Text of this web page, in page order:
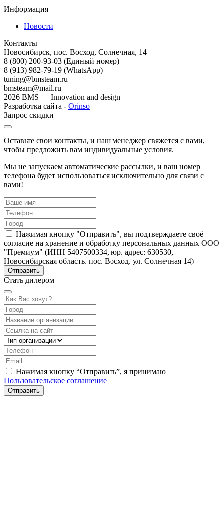
Информация
Новости
Контакты
Новосибирск, пос. Восход, Солнечная, 14
8 (800) 200-93-03 (Единый номер)
8 (913) 982-79-19 (WhatsApp)
tuning@bmsteam.ru
bmsteam@mail.ru
2026 BMS — Innovation and design
Разработка сайта - Orinso
Запрос скидки
Оставьте свои контакты, и наш менеджер свяжется с вами,
чтобы предложить вам индивидуальные условия.
Мы не запускаем автоматические рассылки, и ваш номер
телефона будет использоваться исключительно для связи с
вами!
Нажимая кнопку "Отправить", вы подтверждаете своё
согласие на хранение и обработку персональных данных ООО
"Премиум" (ИНН 5407500334, юр. адрес: 630530,
Новосибирская область, пос. Восход, ул. Солнечная 14)
Стать дилером
Нажимая кнопку “Отправить”, я принимаю
Пользовательское соглашение